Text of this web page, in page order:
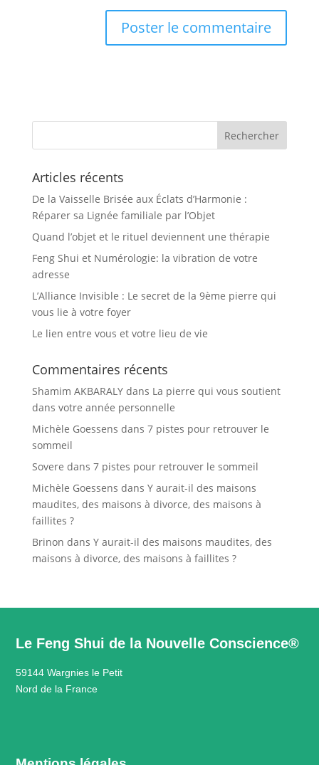
Articles récents
De la Vaisselle Brisée aux Éclats d’Harmonie :
Réparer sa Lignée familiale par l’Objet
Quand l’objet et le rituel deviennent une thérapie
Feng Shui et Numérologie: la vibration de votre
adresse
L’Alliance Invisible : Le secret de la 9ème pierre qui
vous lie à votre foyer
Le lien entre vous et votre lieu de vie
Commentaires récents
Shamim AKBARALYdans La pierre qui vous soutient
dans votre année personnelle
Michèle Goessens dans 7 pistes pour retrouver le
sommeil
Sovere dans 7 pistes pour retrouver le sommeil
Michèle Goessens dans Y aurait-il des maisons
maudites, des maisons à divorce, des maisons à
faillites ?
Brinon dans Y aurait-il des maisons maudites, des
maisons à divorce, des maisons à faillites ?
Le Feng Shui de la Nouvelle Conscience®
59144 Wargnies le Petit
Nord de la France